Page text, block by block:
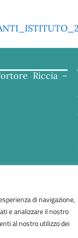
di navigazione,
e analizzare il nostro
al nostro utilizzo dei
Riccia –